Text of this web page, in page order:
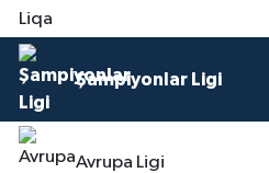
Şampiyonlar Ligi
Avrupa Ligi